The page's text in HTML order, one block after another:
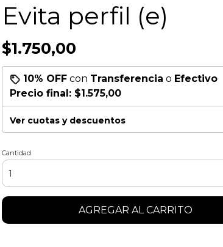
Evita perfil (e)
$1.750,00
10% OFF con Transferencia o Efectivo
Precio final: $1.575,00
Ver cuotas y descuentos
Cantidad
AGREGAR AL CARRITO